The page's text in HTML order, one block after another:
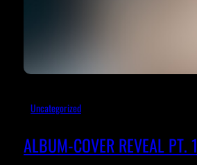
Uncategorized
ALBUM-COVER REVEAL PT. 1